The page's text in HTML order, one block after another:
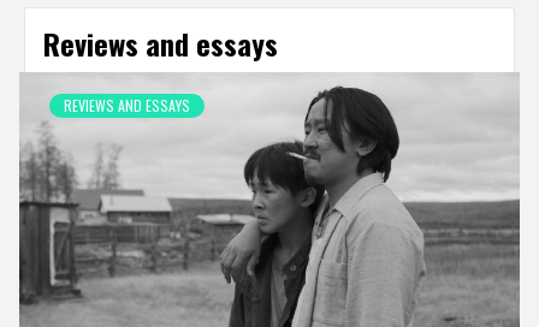
Reviews and essays
REVIEWS AND ESSAYS